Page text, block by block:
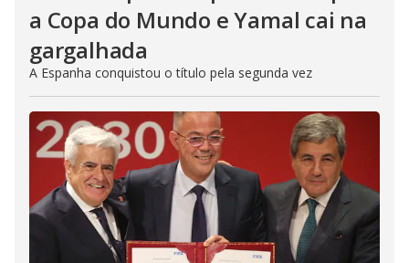
a Copa do Mundo e Yamal cai na
gargalhada
A Espanha conquistou o título pela segunda vez